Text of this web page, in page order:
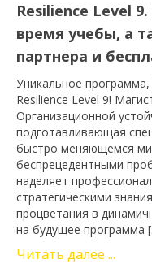
Resilience Level
время учебы, а
партнера и
Уникальное
Resilience Level 9!
Организационной
подготавливающая
быстро меняющемся
беспрецедентными
наделяет
стратегическими
процветания в
на будущее программа
Читать далее ...